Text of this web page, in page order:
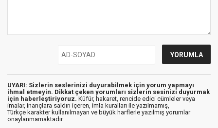
UYARI: Sizlerin seslerinizi duyurabilmek için yorum yapmayı
ihmal etmeyin. Dikkat çeken yorumları sizlerin sesinizi duyurmak
için haberleştiriyoruz. Küfür, hakaret, rencide edici cümleler veya
imalar, inançlara saldırı içeren, imla kuralları ile yazılmamış,
Türkçe karakter kullanılmayan ve büyük harflerle yazılmış yorumlar
onaylanmamaktadır.